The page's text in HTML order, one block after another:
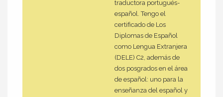
traductora portugués-
español. Tengo el
certificado de Los
Diplomas de Español
como Lengua Extranjera
(DELE) C2, además de
dos posgrados en el área
de español: uno para la
enseñanza del español y